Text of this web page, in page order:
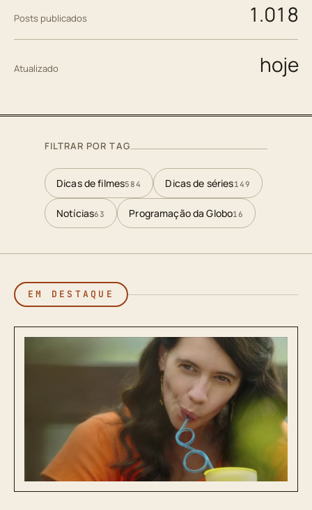
Posts publicados 1.018
Atualizado hoje
FILTRAR POR TAG
Dicas de filmes584 Dicas de séries149
Notícias63 Programação da Globo16
EM DESTAQUE